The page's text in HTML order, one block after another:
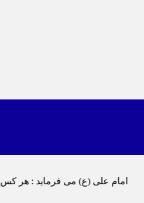
می فرماید : هر کس از خود بدگویی و انتقاد کند٬ خود را اصلاح کرده و هر کس خودستایی